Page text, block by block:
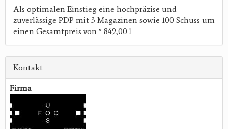
Als optimalen Einstieg eine hochpräzise und
zuverlässige PDP mit 3 Magazinen sowie 100 Schuss um
einen Gesamtpreis von ° 849,00 !
Kontakt
Firma